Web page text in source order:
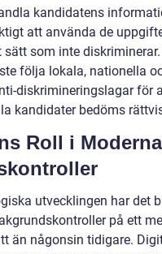
kandidatens
att använda de
som inte diskriminerar.
följa lokala, nationella
diskrimineringslagar för
kandidater bedöms
Roll i Moderna
utvecklingen har det
på ett
än någonsin tidigare.